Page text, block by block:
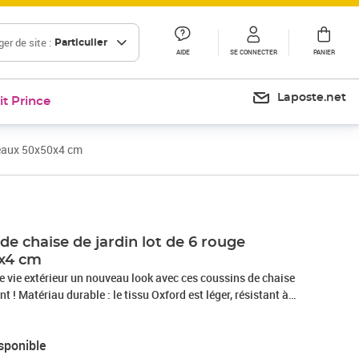
de site : Particulier
AIDE SE CONNECTER PANIER
Prince Laposte.net
50x50x4 cm
chaise de jardin lot de 6 rouge
cm
vie extérieur un nouveau look avec ces coussins de chaise
! Matériau durable : le tissu Oxford est léger, résistant à
et à la saleté. Le fil utilisé pour le tissage rend le tissu
est rembourré de fibre de mousse pour un confort d'assise